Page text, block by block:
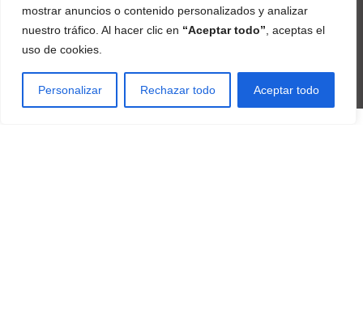
mostrar anuncios o contenido personalizados y analizar
nuestro tráfico. Al hacer clic en “Aceptar todo” , aceptas el
uso de cookies.
Personalizar Rechazar todo Aceptar todo
Estos productos no están aprobados por la FDA y no tienen la intención de
tratar, curar, diagnosticar y/o prevenir ningún tipo de condición o enfermedad
/ These products are not approved by the FDA and are not intended to treat,
cure, diagnose, and/or prevent any disease or medical condition.